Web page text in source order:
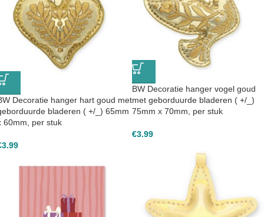
BW Decoratie hanger vogel goud
met geborduurde bladeren ( +/_)
75mm x 70mm, per stuk
€3.99
Decoratie hanger hart goud met
bladeren ( +/_) 65mm
60mm, per stuk
3.99